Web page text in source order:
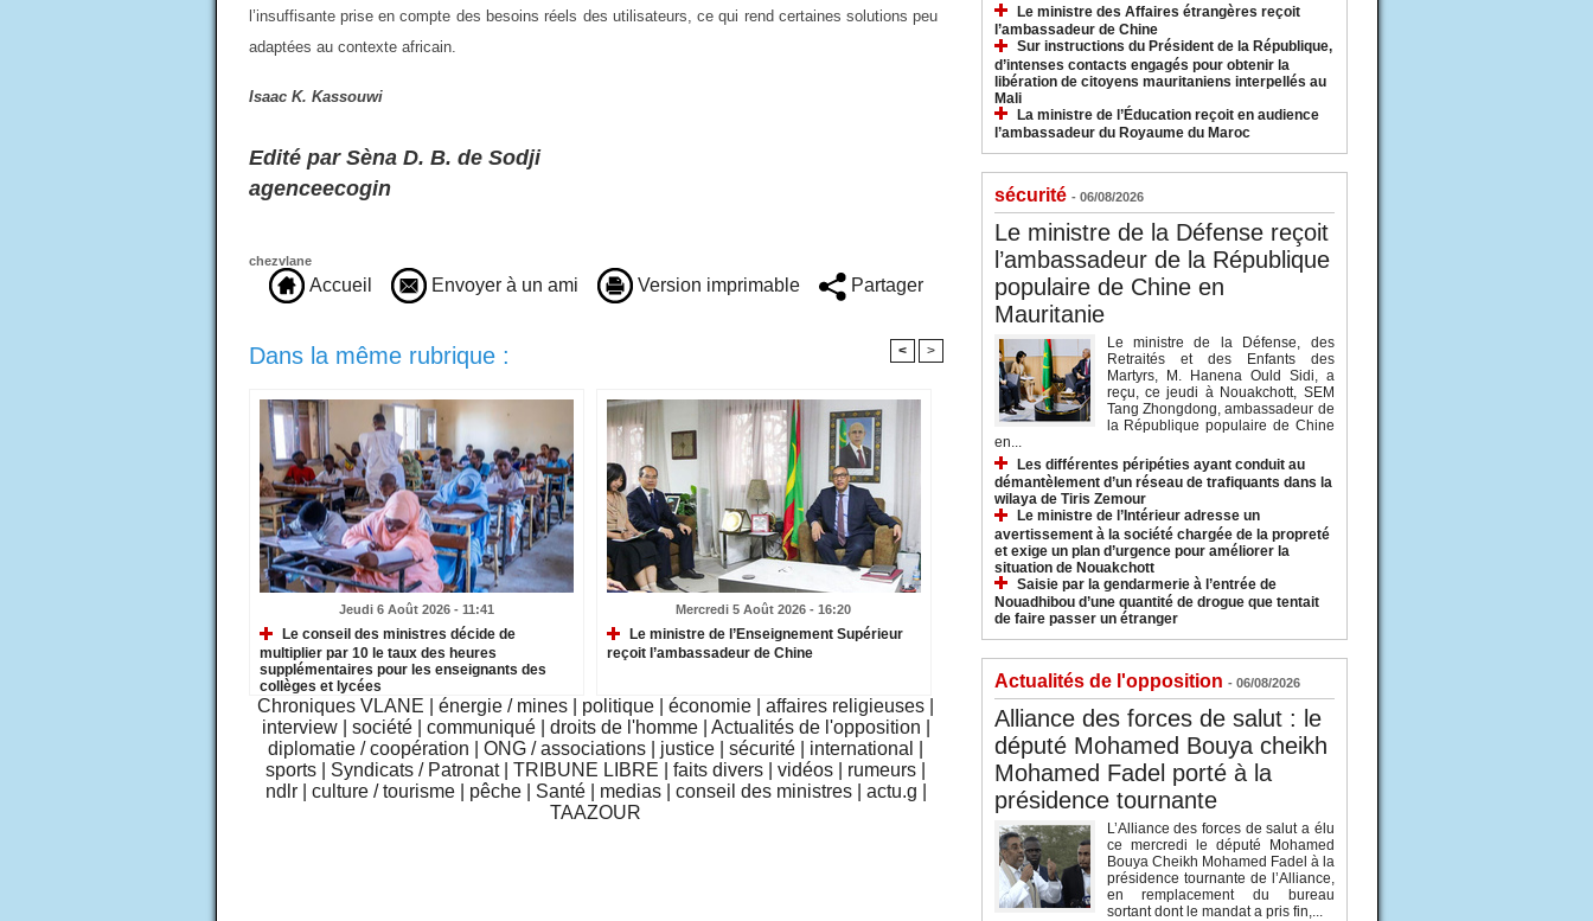
l’insuffisante prise en compte des besoins réels des utilisateurs, ce qui rend certaines solutions peu
adaptées au contexte africain.
Isaac K. Kassouwi
Edité par Sèna D. B. de Sodji
agenceecogin
chezvlane
Accueil Envoyer à un ami Version imprimable Partager
Dans la même rubrique : < >
Jeudi 6 Août 2026 - 11:41
Le conseil des ministres décide de
multiplier par 10 le taux des heures
supplémentaires pour les enseignants des
collèges et lycées
Mercredi 5 Août 2026 - 16:20
Le ministre de l’Enseignement Supérieur
reçoit l’ambassadeur de Chine
Chroniques VLANE énergie / mines politique économie affaires religieuses
interview
société communiqué droits de l'homme Actualités de l'opposition
diplomatie / coopération
ONG / associations justice sécurité international
sports
Syndicats / Patronat TRIBUNE LIBRE faits divers vidéos rumeurs
ndlr
culture / tourisme pêche Santé medias conseil des ministres actu.g
TAAZOUR
Le ministre des Affaires étrangères reçoit
l’ambassadeur de Chine
Sur instructions du Président de la République,
d’intenses contacts engagés pour obtenir la
libération de citoyens mauritaniens interpellés au
Mali
La ministre de l’Éducation reçoit en audience
l’ambassadeur du Royaume du Maroc
sécurité - 06/08/2026
Le ministre de la Défense reçoit
l’ambassadeur de la République
populaire de Chine en
Mauritanie
Le ministre de la Défense, des
Retraités et des Enfants des
Martyrs, M. Hanena Ould Sidi, a
reçu, ce jeudi à Nouakchott, SEM
Tang Zhongdong, ambassadeur de
la République populaire de Chine
en...
Les différentes péripéties ayant conduit au
démantèlement d’un réseau de trafiquants dans la
wilaya de Tiris Zemour
Le ministre de l’Intérieur adresse un
avertissement à la société chargée de la propreté
et exige un plan d’urgence pour améliorer la
situation de Nouakchott
Saisie par la gendarmerie à l’entrée de
Nouadhibou d’une quantité de drogue que tentait
de faire passer un étranger
Actualités de l'opposition - 06/08/2026
Alliance des forces de salut : le
député Mohamed Bouya cheikh
Mohamed Fadel porté à la
présidence tournante
L’Alliance des forces de salut a élu
ce mercredi le député Mohamed
Bouya Cheikh Mohamed Fadel à la
présidence tournante de l’Alliance,
en remplacement du bureau
sortant dont le mandat a pris fin,...